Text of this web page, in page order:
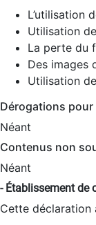
L’utilisation
Utilisation
La perte du
Des images
Utilisation
Dérogations
Néant
Contenus non
Néant
- Établissement de
Cette déclaration